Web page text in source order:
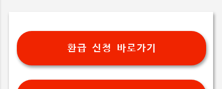
환급 신청 바로가기